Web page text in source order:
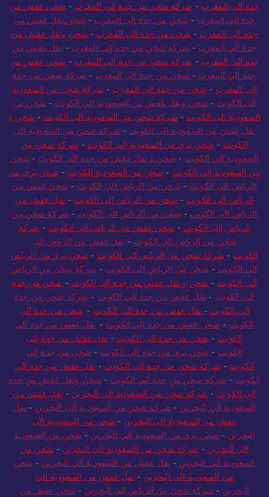
جدة الى المغرب - شركة شحن من جدة الي المغرب - شحن عفش من
جدة الى المغرب - شحن من جدة الى المغرب - شحن نقل عفش من
جدة الى المغرب - شحن من جدة الى المغرب - شحن ونقل عفش من
جدة الي المغرب - شركة شحن من جدة إلى المغرب - نقل عفش من
جدة الى المغرب - شركة شحن من جدة إلى المغرب - شحن عفش من
جدة الي المغرب - شحن من جدة الي المغرب - شركة شحن من جدة
الي المغرب - شحن من جدة الي المغرب - شركة شحن من السعودية
الى الكويت - شحن ونقل عفش من السعودية الي الكويت - شحن من
السعودية الى الكويت - شركة شحن من السعودية الي الكويت - شحن و
نقل عفش من السعودية الي الكويت - شركة شحن من السعودية إلى
الكويت - شحن بري من السعودية إلى الكويت - شركة شحن من
السعودية الي الكويت - شحن و نقل عفش من جدة الى الكويت - شحن
من السعودية الي الكويت - شحن من السعودية للكويت - شحن بري من
الرياض الي الكويت - شحن من الرياض الي الكويت - شحن عفش من
الرياض الى الكويت - شحن من الرياض الى الكويت - نقل عفش من
الرياض الى الكويت - شحن من الرياض الى الكويت - شركة شحن من
الرياض إلى الكويت - شحن عفش من الرياض الي الكويت - شركة
شحن من الرياض الي الكويت - نقل عفش من الرياض الى
الكويت - شركة شحن من الرياض الي الكويت - شحن بري من الرياض
الي الكويت - شحن من الرياض الى الكويت - شركة شحن من الرياض
الي الكويت - شحن و نقل عفش من جدة الى الكويت - شحن من جدة
الى الكويت - نقل عفش من جدة الى الكويت - شركة شحن من جدة
إلى الكويت - نقل عفش من جدة الى الكويت - شحن من جدة الى
الكويت - شحن عفش من جدة الي الكويت - نقل عفش من جدة الى
الكويت - شحن من جدة الى الكويت - نقل عفش من جدة إلى
الكويت - شحن بري من جدة الي الكويت - شحن من جدة الي
الكويت - شركة شحن من جدة الي الكويت - نقل عفش من جدة الى
الكويت - شركة شحن من جدة الي الكويت - شحن ونقل عفش من جدة
الي الكويت - شركة شحن من السعودية الي البحرين - نقل عفش من
السعودية الي البحرين - شركة شحن من السعودية إلى البحرين - نقل
عفش من السعودية الي البحرين - شحن من السعودية الى
البحرين - شحن بري من السعودية الي البحرين - شحن من السعودية
الي البحرين - شركة شحن من السعودية الي البحرين - شحن من
السعودية الى البحرين - نقل عفش من السعودية الي البحرين - شحن
من السعودية الي البحرين - نقل عفش من السعودية الي
البحرين - شركة شحن من الرياض إلى البحرين - شحن عفش من